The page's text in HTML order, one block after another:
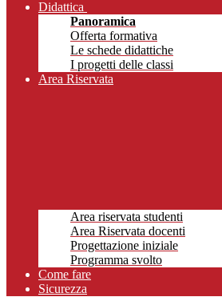
Didattica
Panoramica
Offerta formativa
Le schede didattiche
I progetti delle classi
Area Riservata
Area riservata studenti
Area Riservata docenti
Progettazione iniziale
Programma svolto
Come fare
Sicurezza